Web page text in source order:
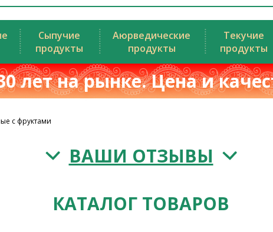
Сыпучие
продукты
Аюрведические
продукты
Текучие
продукты
лет на рынке. Цена и
с фруктами
ВАШИ ОТЗЫВЫ
КАТАЛОГ ТОВАРОВ